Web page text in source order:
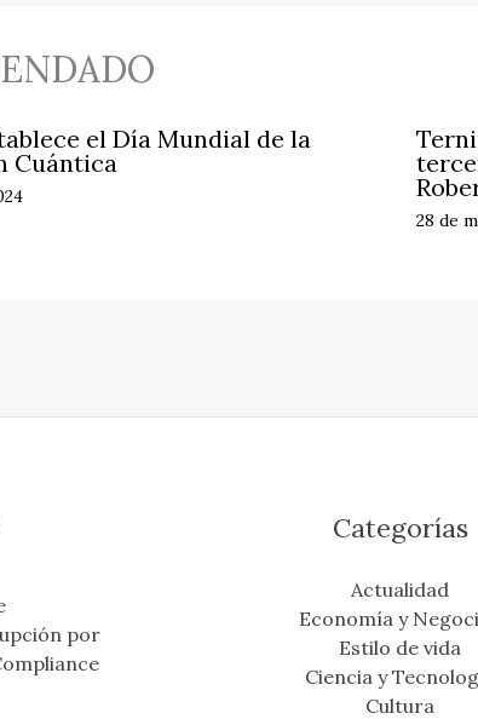
el Día Mundial de la
Cuántica
28 de
por
Categorías
Actualidad
Economía y
Estilo de vida
Ciencia y
Cultura